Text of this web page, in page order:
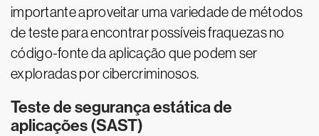
importante aproveitar uma variedade de métodos
de teste para encontrar possíveis fraquezas no
código-fonte da aplicação que podem ser
exploradas por cibercriminosos.
Teste de segurança estática de
aplicações (SAST)